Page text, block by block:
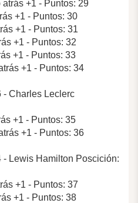
+1 - Puntos: 29
+1 - Puntos: 30
+1 - Puntos: 31
+1 - Puntos: 32
+1 - Puntos: 33
+1 - Puntos: 34
- Charles Leclerc
+1 - Puntos: 35
+1 - Puntos: 36
- Lewis Hamilton Poscición:
+1 - Puntos: 37
+1 - Puntos: 38